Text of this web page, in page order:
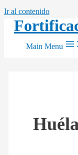
Ir al contenido
Main Menu